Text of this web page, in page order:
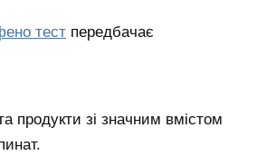
тест передбачає
продукти зі значним вмістом